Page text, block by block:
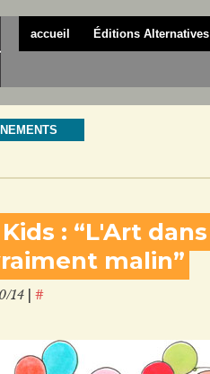
accueil Éditions Alternatives
: “L'Art
malin”
14 #